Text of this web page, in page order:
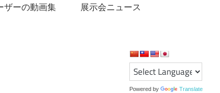
ザーの動画集 展示会ニュース
Powered by Translate